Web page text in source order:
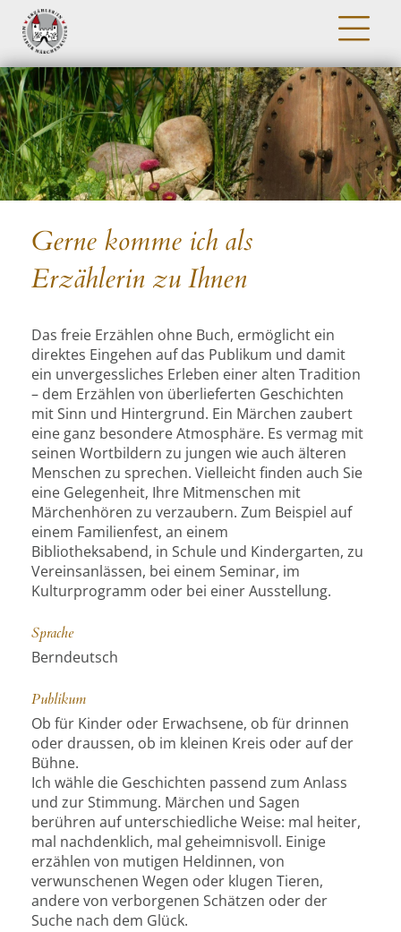
Gerne komme ich als
Erzählerin zu Ihnen
Das freie Erzählen ohne Buch, ermöglicht ein
direktes Eingehen auf das Publikum und damit
ein unvergessliches Erleben einer alten Tradition
– dem Erzählen von überlieferten Geschichten
mit Sinn und Hintergrund. Ein Märchen zaubert
eine ganz besondere Atmosphäre. Es vermag mit
seinen Wortbildern zu jungen wie auch älteren
Menschen zu sprechen. Vielleicht finden auch Sie
eine Gelegenheit, Ihre Mitmenschen mit
Märchenhören zu verzaubern. Zum Beispiel auf
einem Familienfest, an einem
Bibliotheksabend, in Schule und Kindergarten, zu
Vereinsanlässen, bei einem Seminar, im
Kulturprogramm oder bei einer Ausstellung.
Sprache
Berndeutsch
Publikum
Ob für Kinder oder Erwachsene, ob für drinnen
oder draussen, ob im kleinen Kreis oder auf der
Bühne.
Ich wähle die Geschichten passend zum Anlass
und zur Stimmung. Märchen und Sagen
berühren auf unterschiedliche Weise: mal heiter,
mal nachdenklich, mal geheimnisvoll. Einige
erzählen von mutigen Heldinnen, von
verwunschenen Wegen oder klugen Tieren,
andere von verborgenen Schätzen oder der
Suche nach dem Glück.